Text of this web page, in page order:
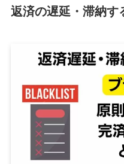
返済の遅延・滞納す